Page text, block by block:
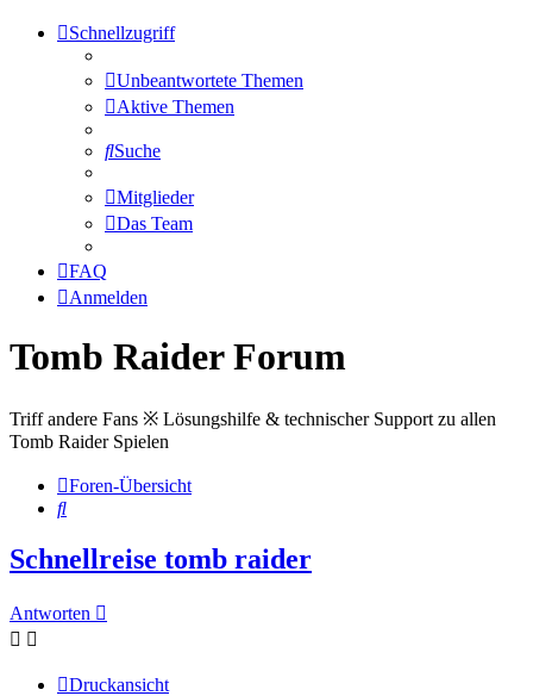
Schnellzugriff
Unbeantwortete Themen
Aktive Themen
Suche
Mitglieder
Das Team
FAQ
Anmelden
Tomb Raider Forum
Triff andere Fans ※ Lösungshilfe & technischer Support zu allen
Tomb Raider Spielen
Foren-Übersicht
Suche
Schnellreise tomb raider
Antworten
Druckansicht